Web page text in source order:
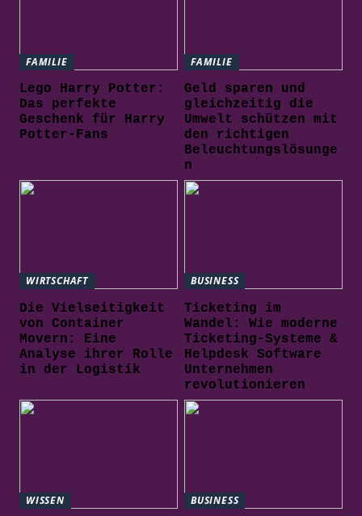
FAMILIE
Lego Harry Potter:
Das perfekte
Geschenk für Harry
Potter-Fans
FAMILIE
Geld sparen und
gleichzeitig die
Umwelt schützen mit
den richtigen
Beleuchtungslösunge
n
WIRTSCHAFT
Die Vielseitigkeit
von Container
Movern: Eine
Analyse ihrer Rolle
in der Logistik
BUSINESS
Ticketing im
Wandel: Wie moderne
Ticketing-Systeme &
Helpdesk Software
Unternehmen
revolutionieren
WISSEN BUSINESS